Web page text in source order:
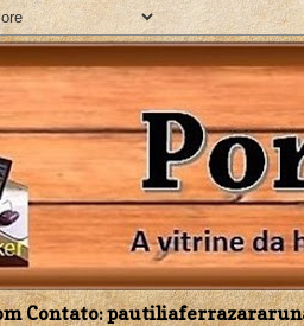
Contato: